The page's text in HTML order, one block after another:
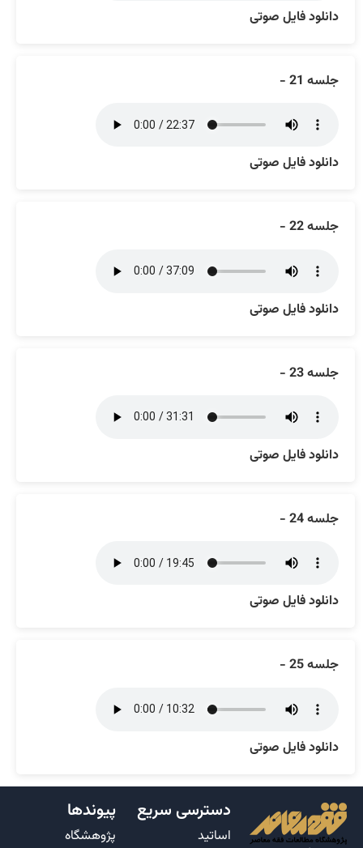
دانلود فایل صوتی
جلسه 21 -
دانلود فایل صوتی
جلسه 22 -
دانلود فایل صوتی
جلسه 23 -
دانلود فایل صوتی
جلسه 24 -
دانلود فایل صوتی
جلسه 25 -
دانلود فایل صوتی
دسترسی سریع
اساتید
پیوندها
پژوهشگاه